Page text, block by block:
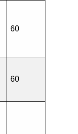
60
60